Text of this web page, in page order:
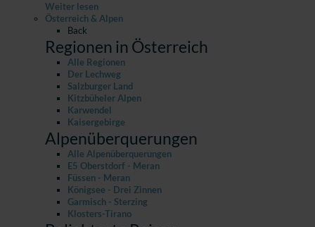
Weiter lesen
Österreich & Alpen
Back
Regionen in Österreich
Alle Regionen
Der Lechweg
Salzburger Land
Kitzbüheler Alpen
Karwendel
Kaisergebirge
Alpenüberquerungen
Alle Alpenüberquerungen
E5 Oberstdorf - Meran
Füssen - Meran
Königsee - Drei Zinnen
Garmisch - Sterzing
Klosters-Tirano